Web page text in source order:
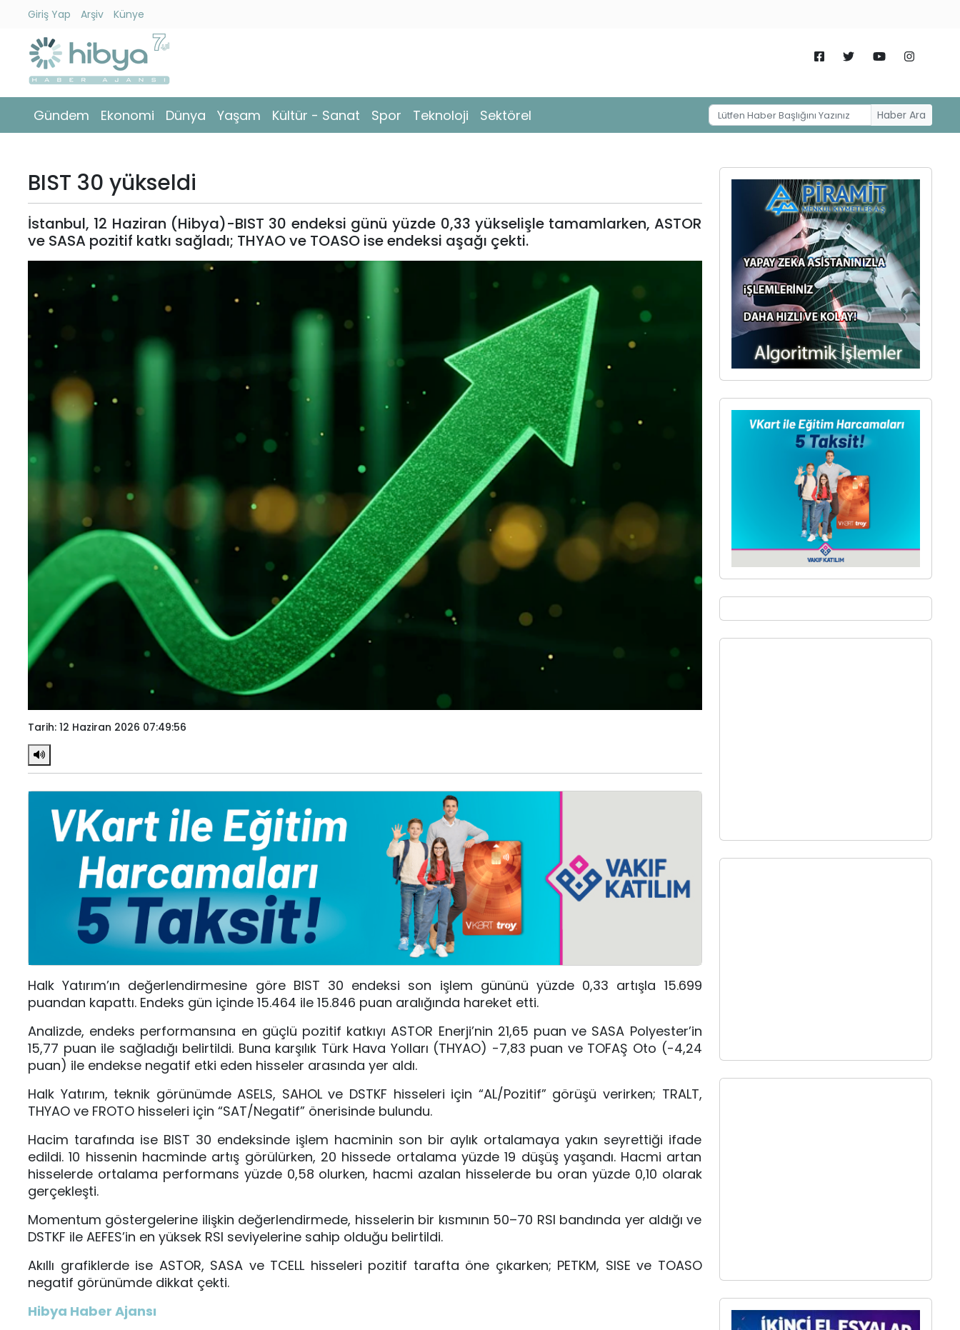
Giriş Yap Arşiv Künye
Gündem Ekonomi Dünya Yaşam Kültür - Sanat Spor Teknoloji Sektörel Haber Ara
Gündem
Ekonomi
Yaşam
Kültür
Sanat
Teknoloji
Sektörel
Künye
BIST 30 yükseldi
İstanbul, 12 Haziran (Hibya)-BIST 30 endeksi günü yüzde 0,33 yükselişle tamamlarken, ASTOR
ve SASA pozitif katkı sağladı; THYAO ve TOASO ise endeksi aşağı çekti.
Tarih: 12 Haziran 2026 07:49:56
Halk Yatırım’ın değerlendirmesine göre BIST 30 endeksi son işlem gününü yüzde 0,33 artışla 15.699
puandan kapattı. Endeks gün içinde 15.464 ile 15.846 puan aralığında hareket etti.
Analizde, endeks performansına en güçlü pozitif katkıyı ASTOR Enerji’nin 21,65 puan ve SASA Polyester’in
15,77 puan ile sağladığı belirtildi. Buna karşılık Türk Hava Yolları (THYAO) -7,83 puan ve TOFAŞ Oto (-4,24
puan) ile endekse negatif etki eden hisseler arasında yer aldı.
Halk Yatırım, teknik görünümde ASELS, SAHOL ve DSTKF hisseleri için “AL/Pozitif” görüşü verirken; TRALT,
THYAO ve FROTO hisseleri için “SAT/Negatif” önerisinde bulundu.
Hacim tarafında ise BIST 30 endeksinde işlem hacminin son bir aylık ortalamaya yakın seyrettiği ifade
edildi. 10 hissenin hacminde artış görülürken, 20 hissede ortalama yüzde 19 düşüş yaşandı. Hacmi artan
hisselerde ortalama performans yüzde 0,58 olurken, hacmi azalan hisselerde bu oran yüzde 0,10 olarak
gerçekleşti.
Momentum göstergelerine ilişkin değerlendirmede, hisselerin bir kısmının 50–70 RSI bandında yer aldığı ve
DSTKF ile AEFES’in en yüksek RSI seviyelerine sahip olduğu belirtildi.
Akıllı grafiklerde ise ASTOR, SASA ve TCELL hisseleri pozitif tarafta öne çıkarken; PETKM, SISE ve TOASO
negatif görünümde dikkat çekti.
Hibya Haber Ajansı